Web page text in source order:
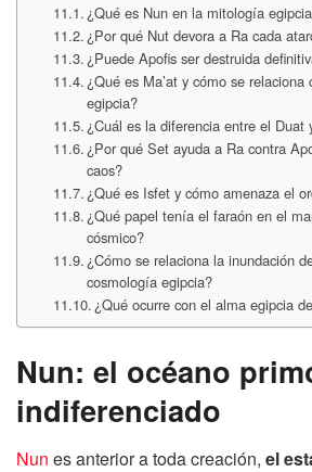
¿Qué es Nun en la mitología
¿Por qué Nut devora a Ra cada
¿Puede Apofis ser destruida
¿Qué es Ma’at y cómo se
egipcia?
¿Cuál es la diferencia entre el Duat
¿Por qué Set ayuda a Ra contra
caos?
¿Qué es Isfet y cómo amenaza el
¿Qué papel tenía el faraón en el
cósmico?
¿Cómo se relaciona la inundación
cosmología egipcia?
¿Qué ocurre con el alma egipcia
Nun: el océano
indiferenciado
Nun es anterior a toda creación, el